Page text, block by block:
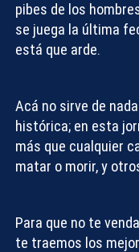
pibes de los
se juega la última
está que arde.
Acá no sirve de
histórica; en esta
más que cualquier
matar o morir, y
Para que no te
te traemos los